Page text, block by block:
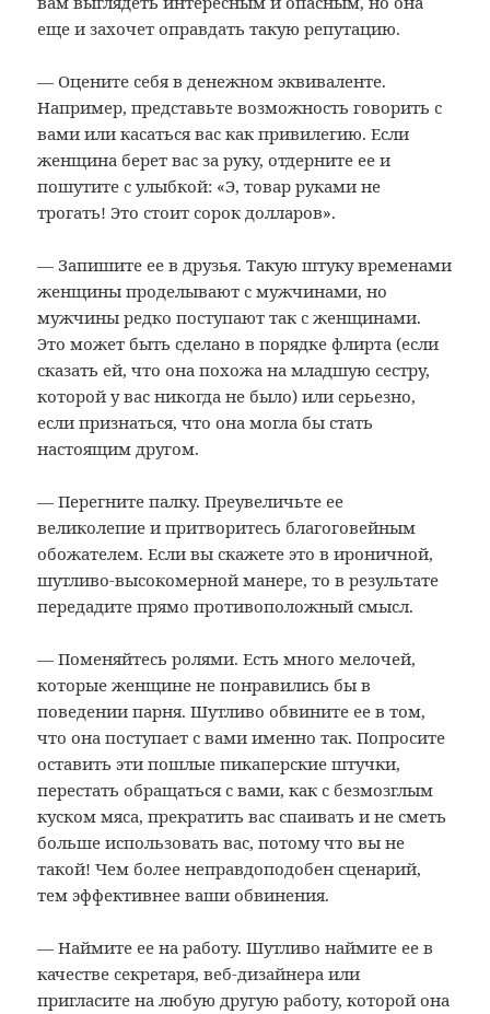
еще и захочет оправдать такую репутацию.
— Оцените себя в денежном эквиваленте.
Например, представьте возможность говорить с
вами или касаться вас как привилегию. Если
женщина берет вас за руку, отдерните ее и
пошутите с улыбкой: «Э, товар руками не
трогать! Это стоит сорок долларов».
— Запишите ее в друзья. Такую штуку временами
женщины проделывают с мужчинами, но
мужчины редко поступают так с женщинами.
Это может быть сделано в порядке флирта (если
сказать ей, что она похожа на младшую сестру,
которой у вас никогда не было) или серьезно,
если признаться, что она могла бы стать
настоящим другом.
— Перегните палку. Преувеличьте ее
великолепие и притворитесь благоговейным
обожателем. Если вы скажете это в ироничной,
шутливо-высокомерной манере, то в результате
передадите прямо противоположный смысл.
— Поменяйтесь ролями. Есть много мелочей,
которые женщине не понравились бы в
поведении парня. Шутливо обвините ее в том,
что она поступает с вами именно так. Попросите
оставить эти пошлые пикаперские штучки,
перестать обращаться с вами, как с безмозглым
куском мяса, прекратить вас спаивать и не сметь
больше использовать вас, потому что вы не
такой! Чем более неправдоподобен сценарий,
тем эффективнее ваши обвинения.
— Наймите ее на работу. Шутливо наймите ее в
качестве секретаря, веб-дизайнера или
пригласите на любую другую работу, которой она